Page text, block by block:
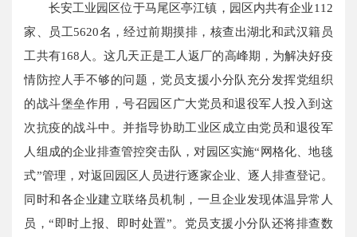
长安工业园区位于马尾区亭江镇，园区内共有企业112
家、员工5620名，经过前期摸排，核查出湖北和武汉籍员
工共有168人。这几天正是工人返厂的高峰期，为解决好疫
情防控人手不够的问题，党员支援小分队充分发挥党组织
的战斗堡垒作用，号召园区广大党员和退役军人投入到这
次抗疫的战斗中。并指导协助工业区成立由党员和退役军
人组成的企业排查管控突击队，对园区实施“网格化、地毯
式”管理，对返回园区人员进行逐家企业、逐人排查登记。
同时和各企业建立联络员机制，一旦企业发现体温异常人
员，“即时上报、即时处置”。党员支援小分队还将排查数